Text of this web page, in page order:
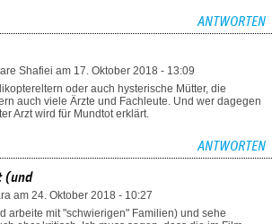
ANTWORTEN
Shafiei am 17. Oktober 2018 - 13:09
oder auch hysterische Mütter, die
auch viele Ärzte und Fachleute. Und wer dagegen
Arzt wird für Mundtot erklärt.
ANTWORTEN
(und
am 24. Oktober 2018 - 10:27
arbeite mit "schwierigen" Familien) und sehe